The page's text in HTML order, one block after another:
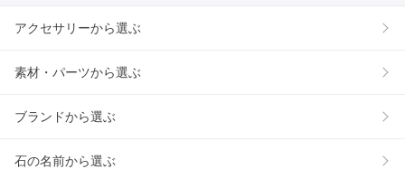
アクセサリーから選ぶ
素材・パーツから選ぶ
ブランドから選ぶ
石の名前から選ぶ